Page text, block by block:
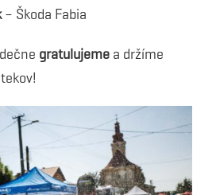
– Škoda Fabia
gratulujeme a držíme